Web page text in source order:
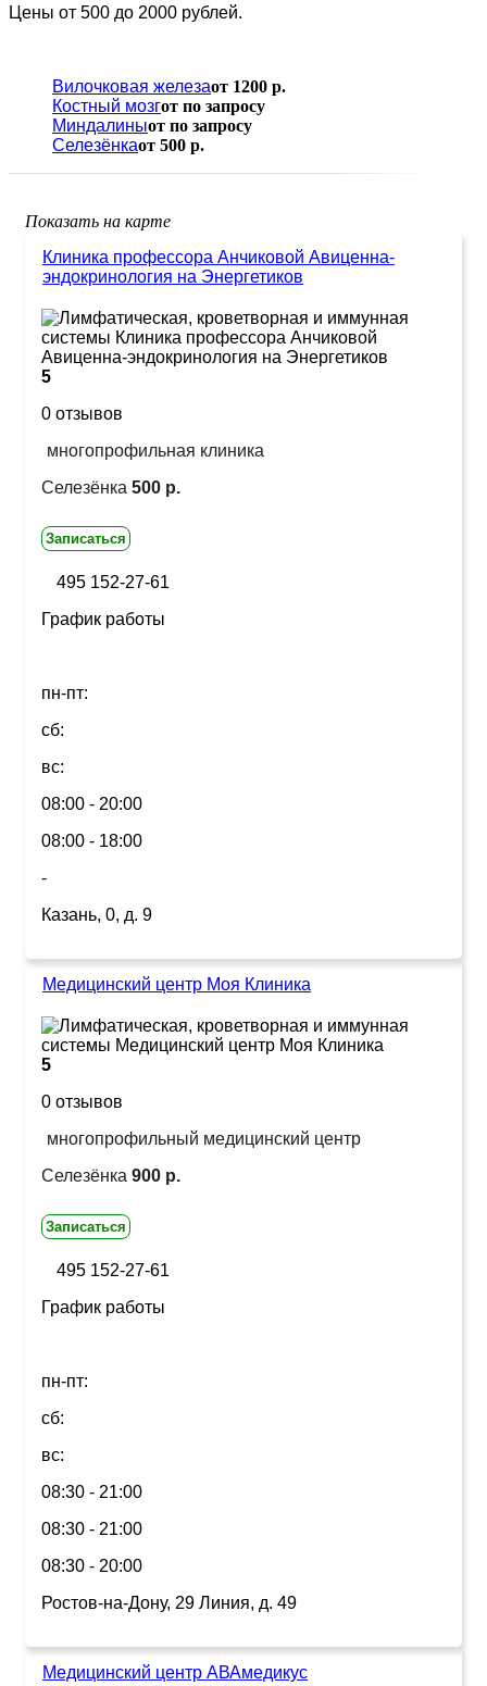
Цены от 500 до 2000 рублей.
Вилочковая железаот 1200 р.
Костный мозгот по запросу
Миндалиныот по запросу
Селезёнкаот 500 р.
Показать на карте
Клиника профессора Анчиковой Авиценна-
эндокринология на Энергетиков
5
0 отзывов
многопрофильная клиника
Селезёнка 500 р.
Записаться
495 152-27-61
График работы
пн-пт:
сб:
вс:
08:00 - 20:00
08:00 - 18:00
-
Казань, 0, д. 9
Медицинский центр Моя Клиника
5
0 отзывов
многопрофильный медицинский центр
Селезёнка 900 р.
Записаться
495 152-27-61
График работы
пн-пт:
сб:
вс:
08:30 - 21:00
08:30 - 21:00
08:30 - 20:00
Ростов-на-Дону, 29 Линия, д. 49
Медицинский центр АВАмедикус